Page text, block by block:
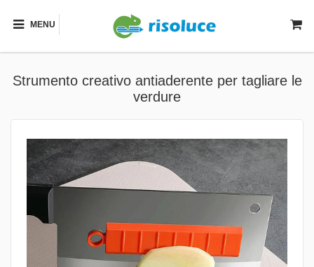
MENU
Strumento creativo antiaderente per tagliare le
verdure